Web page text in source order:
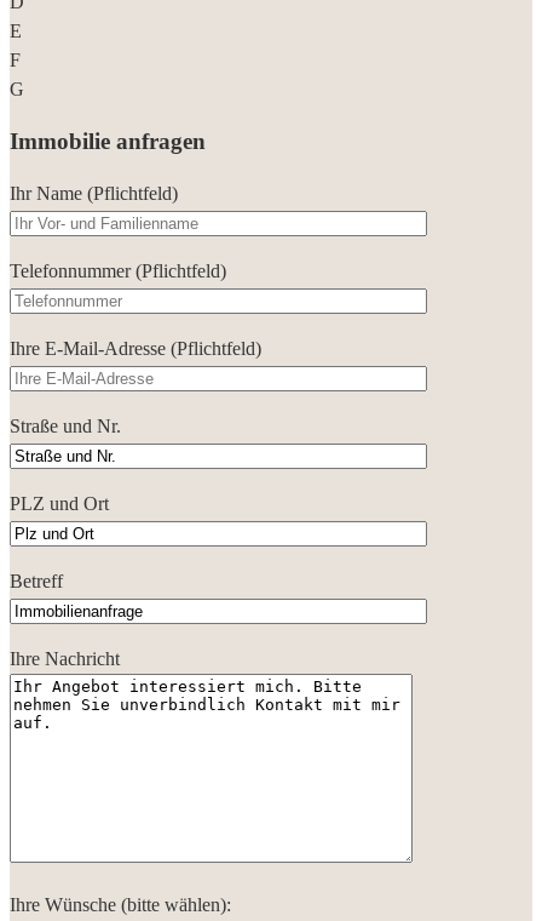
E
F
G
Immobilie anfragen
Ihr Name (Pflichtfeld)
Telefonnummer (Pflichtfeld)
Ihre E-Mail-Adresse (Pflichtfeld)
Straße und Nr.
PLZ und Ort
Betreff
Ihre Nachricht
Ihre Wünsche (bitte wählen):